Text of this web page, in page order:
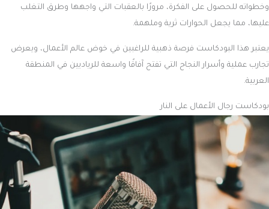
وخطواته للحصول على الفكرة، مرورًا بالعقبات التي واجهها وطرق التغلب
عليها، مما يجعل الحوارات ثرية وملهمة.
يعتبر هذا البودكاست فرصة ذهبية للراغبين في خوض عالم الأعمال، ويعرض
تجارب عملية وأسرار النجاح التي تفتح آفاقًا واسعة للرياديين في المنطقة
العربية.
بودكاست رجال الأعمال على النار